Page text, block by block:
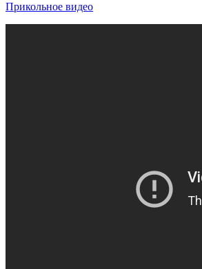
Прикольное видео